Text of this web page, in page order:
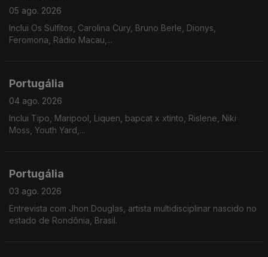
05 ago. 2026
Inclui Os Sulfitos, Carolina Cury, Bruno Berle, Dionys,
Feromona, Rádio Macau,...
Portugália
04 ago. 2026
Inclui Tipo, Maripool, Liquen, bapcat x xtinto, Rislene, Niki
Moss, Youth Yard,...
Portugália
03 ago. 2026
Entrevista com Jhon Douglas, artista multidisciplinar nascido no
estado de Rondônia, Brasil.